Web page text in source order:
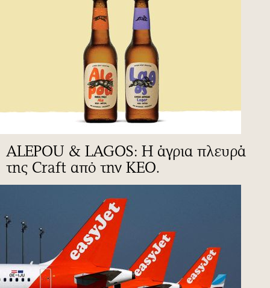
ALEPOU & LAGOS: Η άγρια πλευρά
της Craft από την ΚΕΟ.